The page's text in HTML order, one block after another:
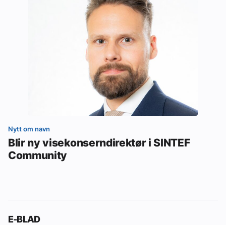
Nytt om navn
Blir ny visekonserndirektør i SINTEF
Community
E-BLAD